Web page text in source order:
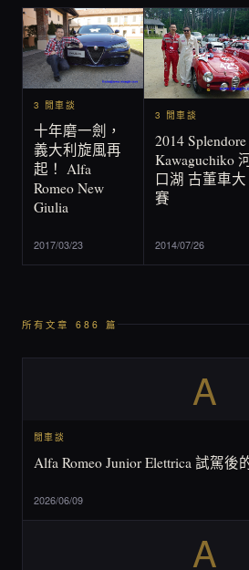
3 閒車談
十年磨一劍，
義大利旋風再
起！ Alfa
Romeo New
Giulia
2017/03/23
3 閒車談
2014 Splendore
Kawaguchiko
口湖 古董車大
賽
2014/07/26
所有文章 686 篇
A
閒車談
Alfa Romeo Junior Elettrica 試駕後
2026/06/09
A